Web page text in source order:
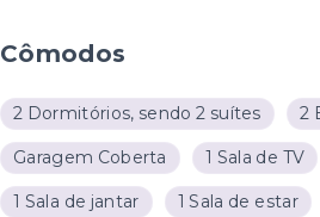
Cômodos
2 Dormitórios, sendo 2 suítes 2
Garagem Coberta 1 Sala de TV
1 Sala de jantar 1 Sala de estar